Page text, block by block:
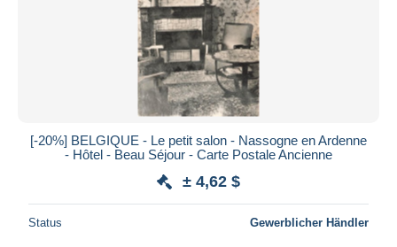
[-20%] BELGIQUE - Le petit salon - Nassogne en Ardenne
- Hôtel - Beau Séjour - Carte Postale Ancienne
± 4,62 $
Status Gewerblicher Händler